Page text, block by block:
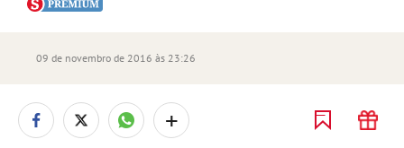
09 de novembro de 2016 às 23:26
+